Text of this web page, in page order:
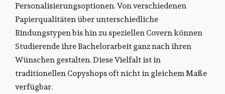
Personalisierungsoptionen. Von verschiedenen
Papierqualitäten über unterschiedliche
Bindungstypen bis hin zu speziellen Covern können
Studierende ihre Bachelorarbeit ganz nach ihren
Wünschen gestalten. Diese Vielfalt ist in
traditionellen Copyshops oft nicht in gleichem Maße
verfügbar.